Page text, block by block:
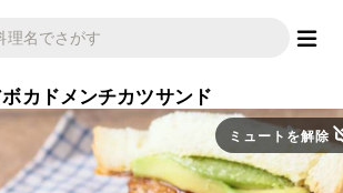
カドメンチカツサンド
ミュートを解除